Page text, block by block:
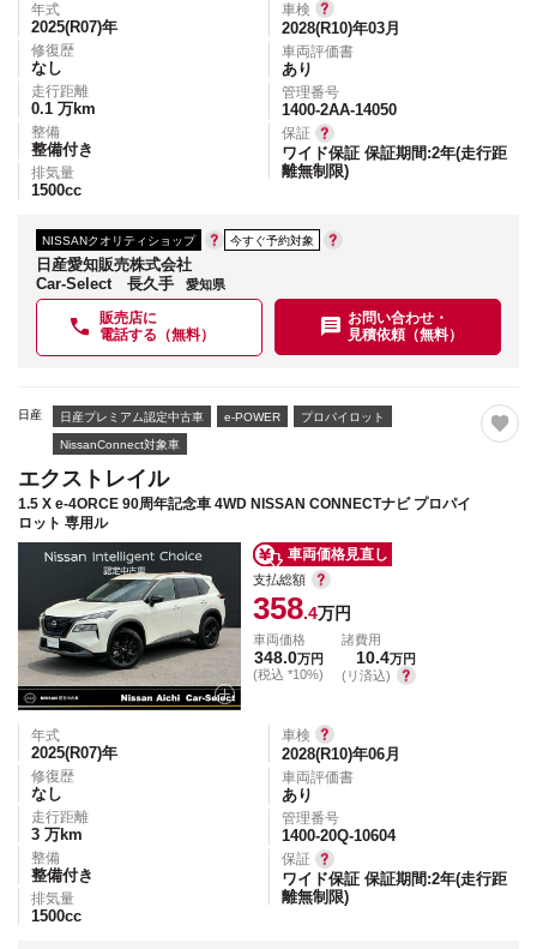
年式
2025(R07)年
修復歴
なし
走行距離
0.1 万km
整備
整備付き
排気量
1500cc
車検
2028(R10)年03月
車両評価書
あり
管理番号
1400-2AA-14050
保証
ワイド保証 保証期間:2年(走行距
離無制限)
NISSANクオリティショップ 今すぐ予約対象
日産愛知販売株式会社
Car-Select 長久手
愛知県
販売店に
電話する（無料）
お問い合わせ・
見積依頼（無料）
日産 日産プレミアム認定中古車 e-POWER プロパイロット
NissanConnect対象車
エクストレイル
1.5 X e-4ORCE 90周年記念車 4WD NISSAN CONNECTナビ プロパイ
ロット 専用ル
車両価格見直し
支払総額
358.4万円
車両価格
348.0万円
(税込 *10%)
諸費用
10.4万円
(リ済込)
年式
2025(R07)年
修復歴
なし
走行距離
3 万km
整備
整備付き
排気量
1500cc
車検
2028(R10)年06月
車両評価書
あり
管理番号
1400-20Q-10604
保証
ワイド保証 保証期間:2年(走行距
離無制限)